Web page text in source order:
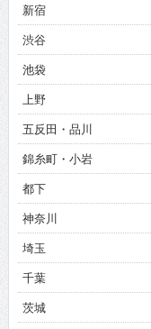
新宿
渋谷
池袋
上野
五反田・品川
錦糸町・小岩
都下
神奈川
埼玉
千葉
茨城